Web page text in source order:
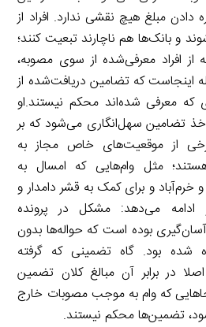
مبلغ هیچ نقشی ندارد. افراد از
و بانک‌ها هم ناچارند تبعیت کنند؛
افراد معرفی‌‌شده از سوی مصوبه،
اینجاست که تضامین دریافت‌شده از
که معرفی شده‌اند محکم نیستند.او
تضامین سهل‌انگاری می‌شود که بر
از موقعیت‌های خاص مجاز به
مثل وام‌هایی که امسال به
خرم‌آباد و برای کمک به قشر دامدار و
ادامه می‌دهد: مشکل در پرونده
بوده است که حواله‌ها بدون
شده بود. گاه تضمینی که گرفته
در برابر آن مبالغ کلان تضمین
که وام به موجب مصوبات خارج
تضمین‌ها محکم نیستند.